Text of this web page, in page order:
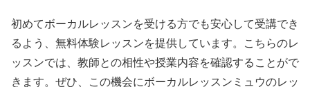
初めてボーカルレッスンを受ける方でも安心して受講でき
るよう、無料体験レッスンを提供しています。こちらのレ
ッスンでは、教師との相性や授業内容を確認することがで
きます。ぜひ、この機会にボーカルレッスンミュウのレッ